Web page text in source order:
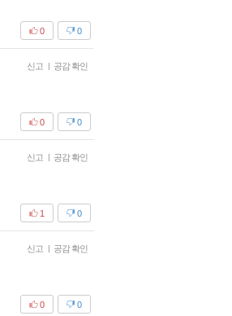
0
0
신고 | 공감 확인
0
0
신고 | 공감 확인
0
1
신고 | 공감 확인
0
0